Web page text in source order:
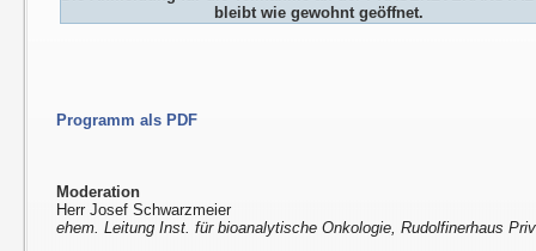
bleibt wie gewohnt geöffnet.
Programm als PDF
Moderation
Herr Josef Schwarzmeier
ehem. Leitung Inst. für bioanalytische Onkologie, Rudolfinerhaus